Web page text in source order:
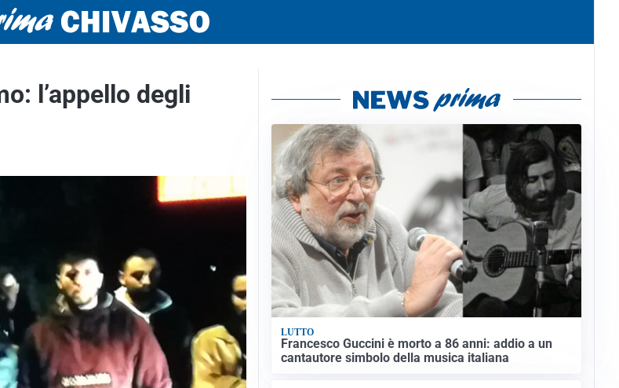
l’appello degli
LUTTO
Francesco Guccini è morto a 86 anni: addio a un
cantautore simbolo della musica italiana